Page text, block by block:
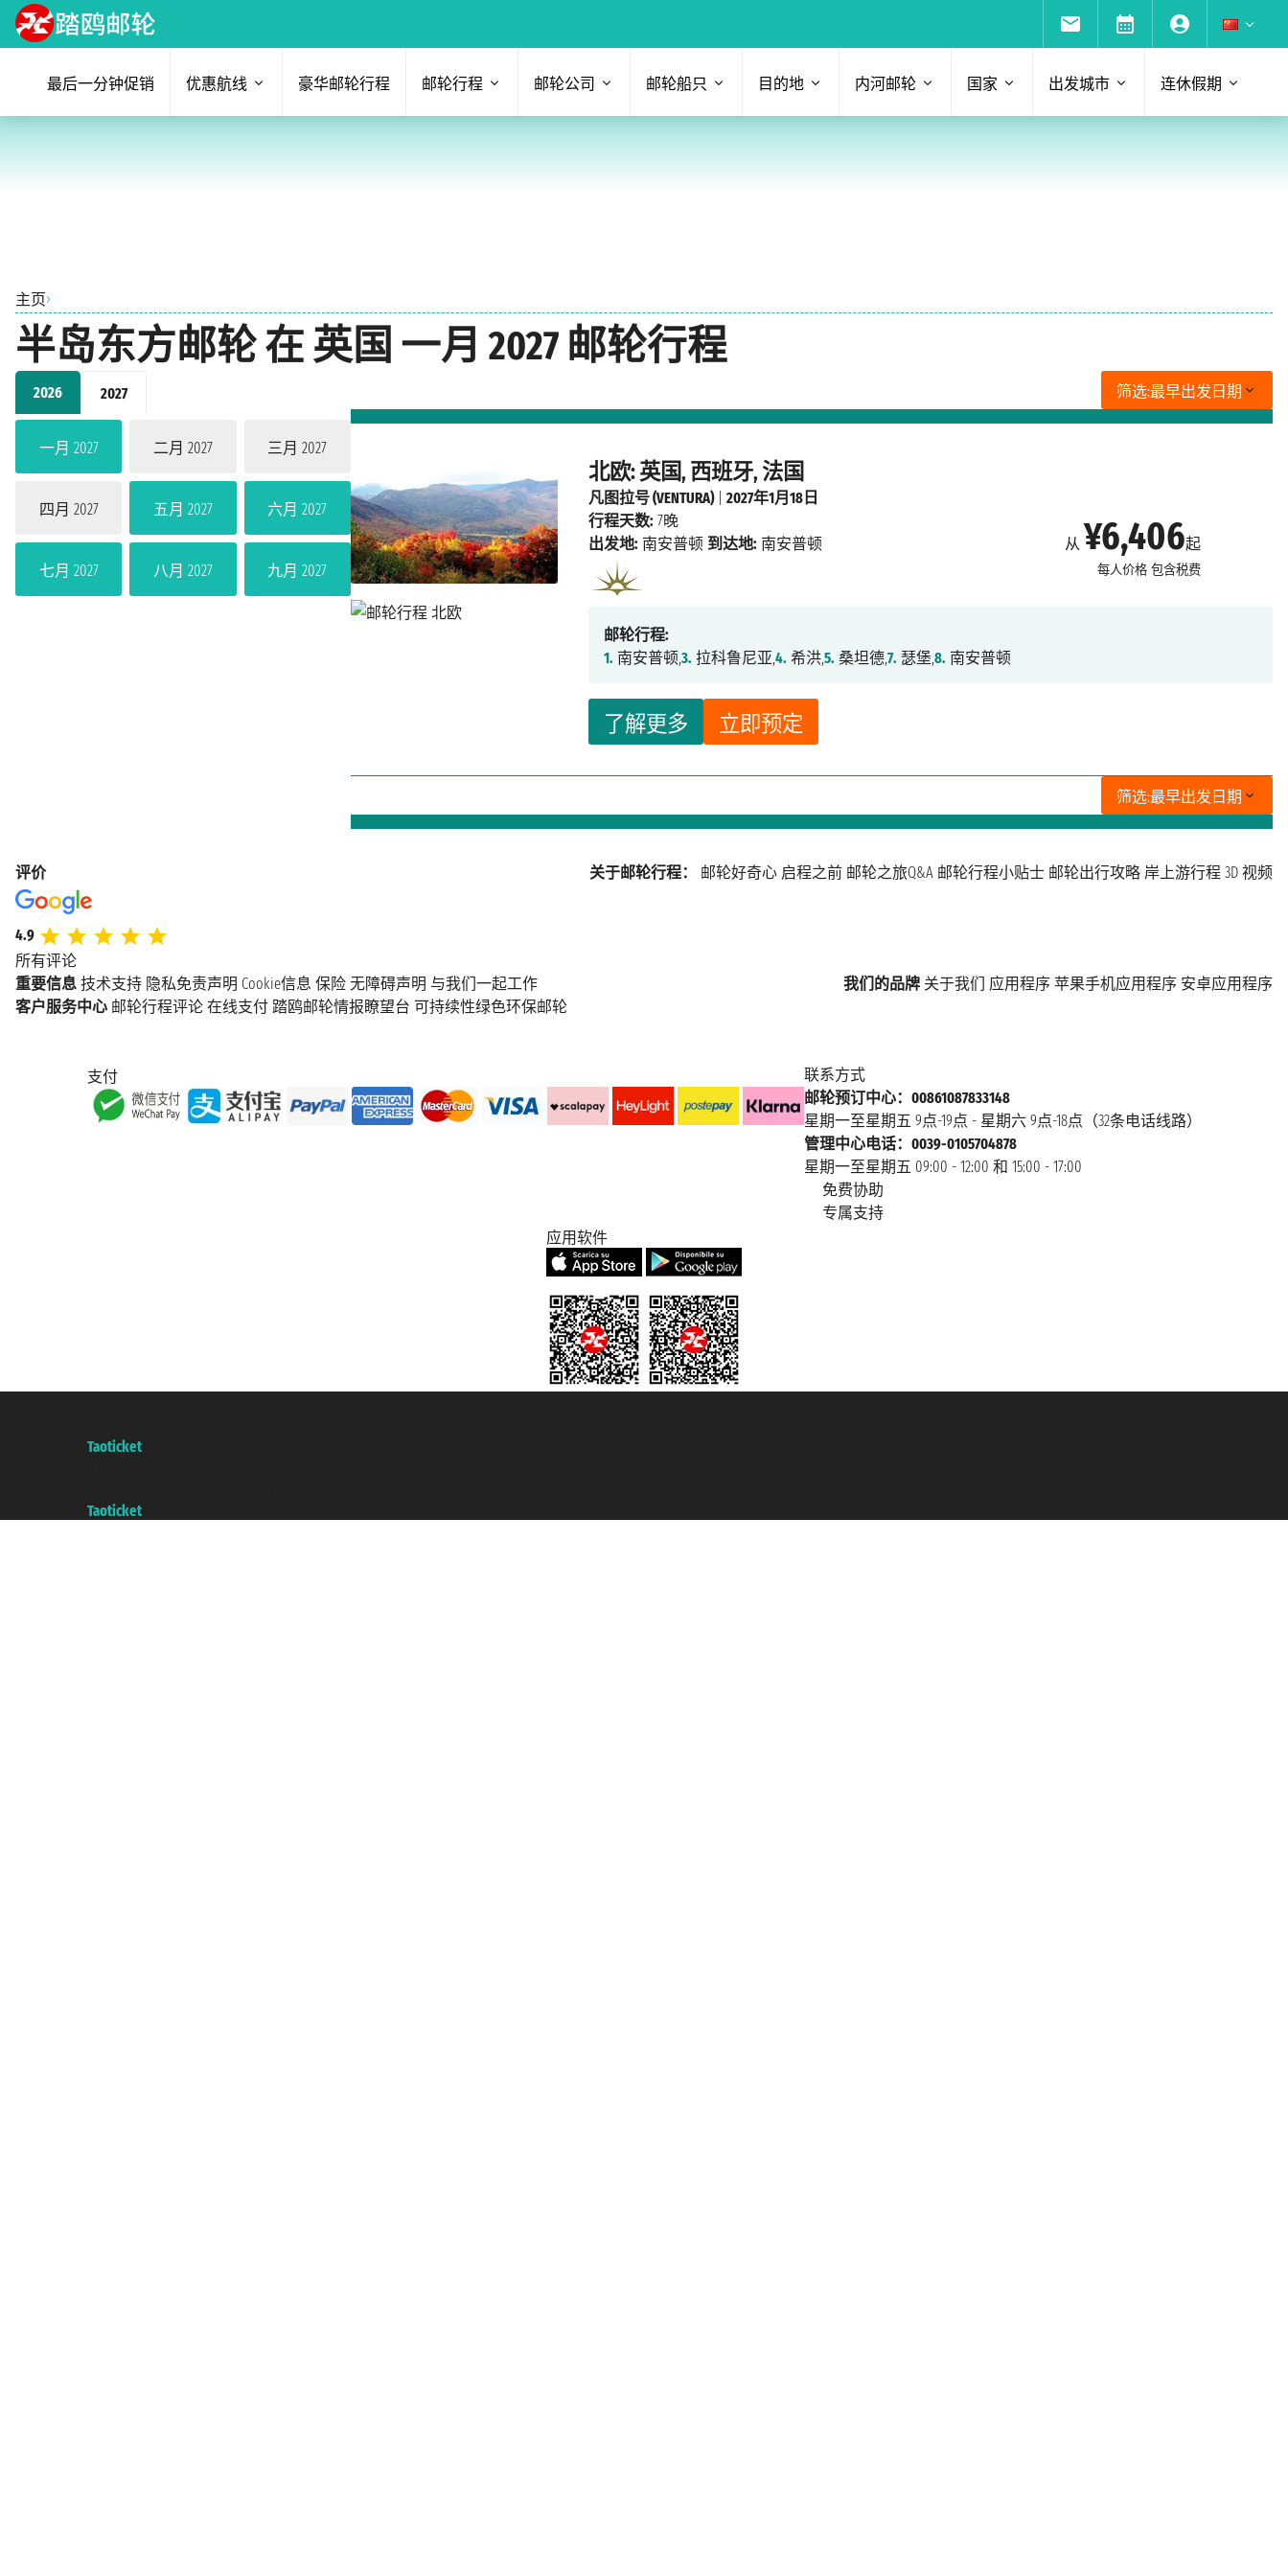
最后一分钟促销 优惠航线 豪华邮轮行程 邮轮行程 邮轮公司 邮轮船只 目的地 内河邮轮 国家 出发城市 连休假期
主页›
半岛东方邮轮 在 英国 一月 2027 邮轮行程
2026 2027
一月 2027 二月 2027 三月 2027
四月 2027 五月 2027 六月 2027
七月 2027 八月 2027 九月 2027
筛选:最早出发日期
北欧: 英国, 西班牙, 法国
从 ¥6,406起
每人价格 包含税费
了解更多 立即预定
凡图拉号 (VENTURA)|2027年1月18日
行程天数: 7晚
出发地: 南安普顿 到达地: 南安普顿
邮轮行程:
1. 南安普顿,3. 拉科鲁尼亚,4. 希洪,5. 桑坦德,7. 瑟堡,8. 南安普顿
筛选:最早出发日期
评价
4.9
所有评论
关于邮轮行程： 邮轮好奇心 启程之前 邮轮之旅Q&A 邮轮行程小贴士 邮轮出行攻略 岸上游行程 3D 视频
重要信息 技术支持 隐私免责声明 Cookie信息 保险 无障碍声明 与我们一起工作 我们的品牌 关于我们 应用程序 苹果手机应用程序 安卓应用程序
客户服务中心 邮轮行程评论 在线支付 踏鸥邮轮情报瞭望台 可持续性绿色环保邮轮
支付
联系方式
邮轮预订中心：00861087833148
星期一至星期五 9点-19点 - 星期六 9点-18点（32条电话线路）
管理中心电话：0039-0105704878
星期一至星期五 09:00 - 12:00 和 15:00 - 17:00
免费协助
专属支持
应用软件
Taoticket
Taoticket